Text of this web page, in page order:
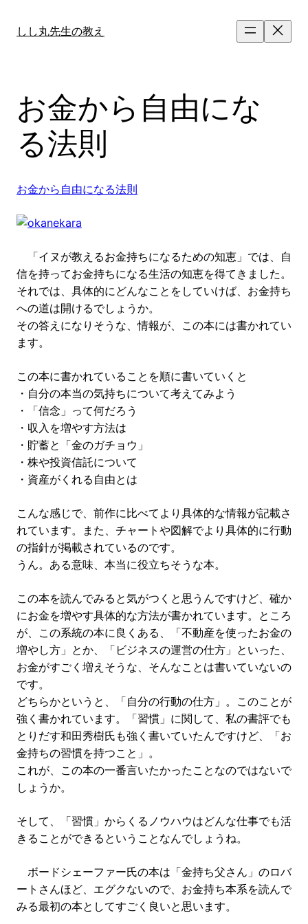
しし丸先生の教え
お金から自由にな
る法則
お金から自由になる法則
「イヌが教えるお金持ちになるための知恵」では、自
信を持ってお金持ちになる生活の知恵を得てきました。
それでは、具体的にどんなことをしていけば、お金持ち
への道は開けるでしょうか。
その答えになりそうな、情報が、この本には書かれてい
ます。
この本に書かれていることを順に書いていくと
・自分の本当の気持ちについて考えてみよう
・「信念」って何だろう
・収入を増やす方法は
・貯蓄と「金のガチョウ」
・株や投資信託について
・資産がくれる自由とは
こんな感じで、前作に比べてより具体的な情報が記載さ
れています。また、チャートや図解でより具体的に行動
の指針が掲載されているのです。
うん。ある意味、本当に役立ちそうな本。
この本を読んでみると気がつくと思うんですけど、確か
にお金を増やす具体的な方法が書かれています。ところ
が、この系統の本に良くある、「不動産を使ったお金の
増やし方」とか、「ビジネスの運営の仕方」といった、
お金がすごく増えそうな、そんなことは書いていないの
です。
どちらかというと、「自分の行動の仕方」。このことが
強く書かれています。「習慣」に関して、私の書評でも
とりだす和田秀樹氏も強く書いていたんですけど、「お
金持ちの習慣を持つこと」。
これが、この本の一番言いたかったことなのではないで
しょうか。
そして、「習慣」からくるノウハウはどんな仕事でも活
きることができるということなんでしょうね。
ボードシェーファー氏の本は「金持ち父さん」のロバ
ートさんほど、エグクないので、お金持ち本系を読んで
みる最初の本としてすごく良いと思います。